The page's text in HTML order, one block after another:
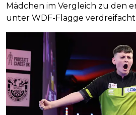
Mädchen im Vergleich zu den
unter WDF-Flagge verdreifacht.